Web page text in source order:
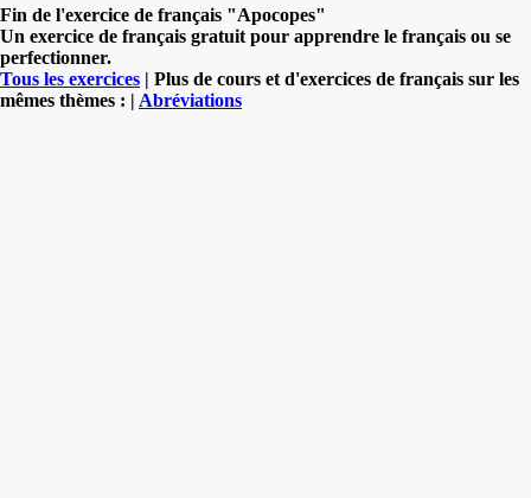
Fin de l'exercice de français "Apocopes"
Un exercice de français gratuit pour apprendre le français ou se
perfectionner.
Tous les exercices | Plus de cours et d'exercices de français sur les
mêmes thèmes : | Abréviations